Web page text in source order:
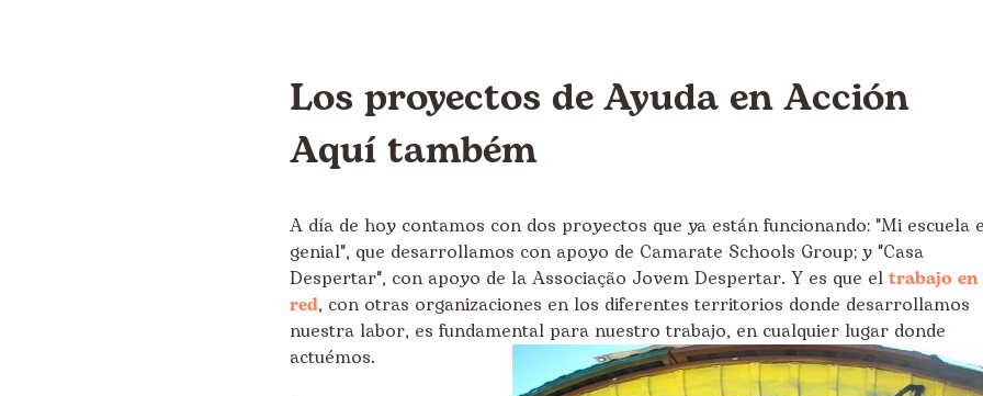
Los proyectos de Ayuda en Acción
Aquí também
A día de hoy contamos con dos proyectos que ya están funcionando: "Mi escuela
genial", que desarrollamos con apoyo de Camarate Schools Group; y "Casa
Despertar", con apoyo de la Associação Jovem Despertar. Y es que el trabajo en
red, con otras organizaciones en los diferentes territorios donde desarrollamos
nuestra labor, es fundamental para nuestro trabajo, en cualquier lugar donde
actuémos.